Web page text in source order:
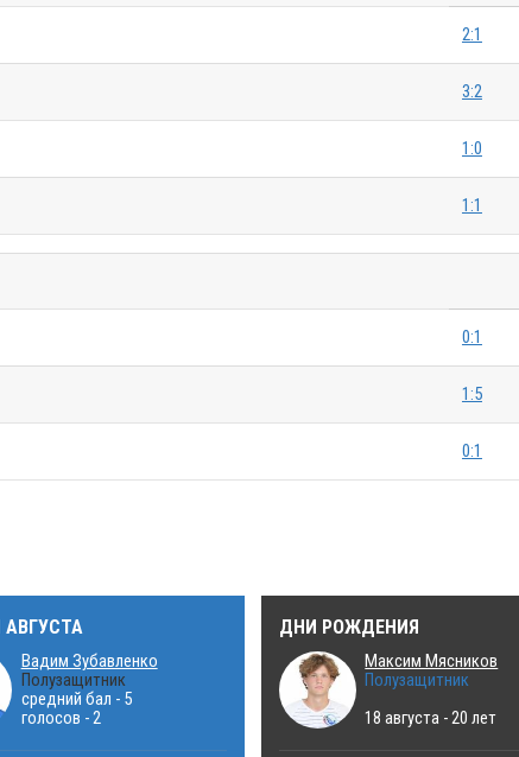
2:1
3:2
1:0
1:1
0:1
1:5
0:1
АВГУСТА
Вадим Зубавленко
Полузащитник
средний бал - 5
голосов - 2
ДНИ РОЖДЕНИЯ
Максим Мясников
Полузащитник
18 августа - 20 лет